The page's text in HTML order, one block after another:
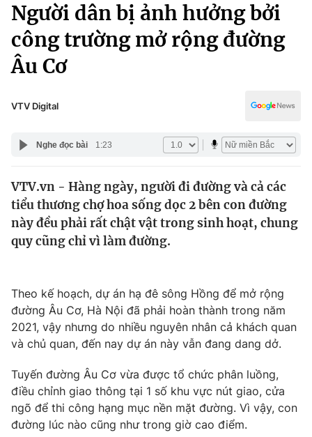
Chuyên mục
Chính trị
Thế giới
Tin tức
Câu chuyện quốc tế
Kinh tế
Thị trường
Góc doanh nghiệp
Dữ liệu và đời sống
Truyền hình
Hậu trường
Nhân vật
Giải trí
Điện ảnh
Âm nhạc
Đời sống
Pháp luật
Thể thao
Truyền hình
Giáo dục
Người dân bị ảnh hưởng bởi
công trường mở rộng đường
Âu Cơ
VTV Digital
Nghe đọc bài 1:23
VTV.vn - Hàng ngày, người đi đường và cả các
tiểu thương chợ hoa sống dọc 2 bên con đường
này đều phải rất chật vật trong sinh hoạt, chung
quy cũng chỉ vì làm đường.
Theo kế hoạch, dự án hạ đê sông Hồng để mở rộng
đường Âu Cơ, Hà Nội đã phải hoàn thành trong năm
2021, vậy nhưng do nhiều nguyên nhân cả khách quan
và chủ quan, đến nay dự án này vẫn đang dang dở.
Tuyến đường Âu Cơ vừa được tổ chức phân luồng,
điều chỉnh giao thông tại 1 số khu vực nút giao, cửa
ngõ để thi công hạng mục nền mặt đường. Vì vậy, con
đường lúc nào cũng như trong giờ cao điểm.